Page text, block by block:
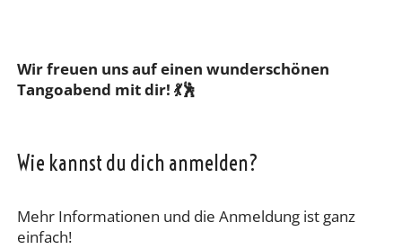
Wir freuen uns auf einen wunderschönen
Tangoabend mit dir! 💃🕺
Wie kannst du dich anmelden?
Mehr Informationen und die Anmeldung ist ganz
einfach!